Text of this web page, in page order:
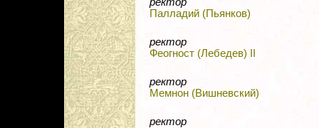
Палладий (Пьянков)
ректор
Феогност (Лебедев) II
ректор
Мемнон (Вишневский)
ректор